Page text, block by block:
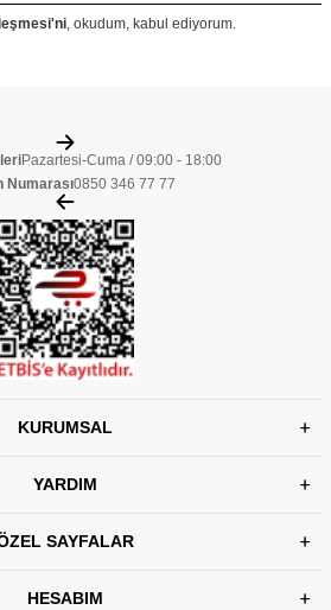
, okudum, kabul ediyorum.
Pazartesi-Cuma / 09:00 - 18:00
Numarası0850 346 77 77
KURUMSAL
YARDIM
SAYFALAR
HESABIM